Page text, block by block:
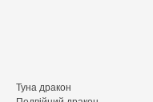
Туна дракон